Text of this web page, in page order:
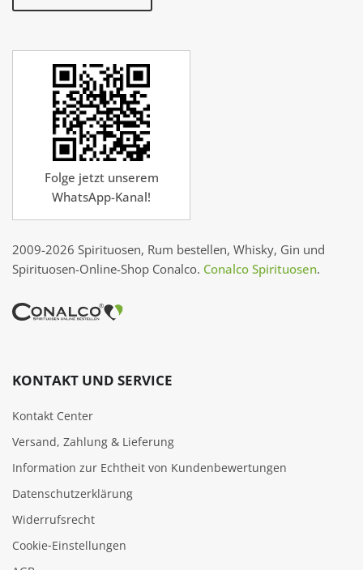
Folge jetzt unserem
WhatsApp-Kanal!
2009-2026 Spirituosen, Rum bestellen, Whisky, Gin und
Spirituosen-Online-Shop Conalco. Conalco Spirituosen.
KONTAKT UND SERVICE
Kontakt Center
Versand, Zahlung & Lieferung
Information zur Echtheit von Kundenbewertungen
Datenschutzerklärung
Widerrufsrecht
Cookie‑Einstellungen